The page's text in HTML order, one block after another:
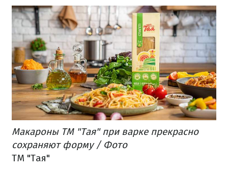
Макароны ТМ "Тая" при варке прекрасно
сохраняют форму / Фото
ТМ "Тая"